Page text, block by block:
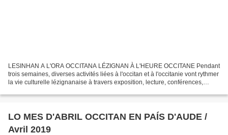
LESINHAN A L'ORA OCCITANA LÉZIGNAN À L'HEURE OCCITANE Pendant
trois semaines, diverses activités liées à l'occitan et à l'occitanie vont rythmer
la vie culturelle lézignanaise à travers exposition, lecture, conférences,
LO MES D'ABRIL OCCITAN EN PAÍS D'AUDE /
Avril 2019